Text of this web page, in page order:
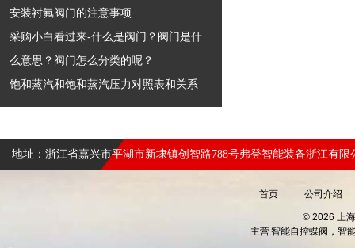
安装衬氟阀门的注意事项
采购小白看过来-什么是阀门？阀门是什
么意思？阀门怎么分类的呢？
饱和蒸汽和饱和蒸汽压力对照表和关系
地址：浙江省嘉兴市平湖市新埭镇创智路788号弗登智能装备浙江有限
首页 公司介绍
© 2026 上
主营智能自控蝶阀，智